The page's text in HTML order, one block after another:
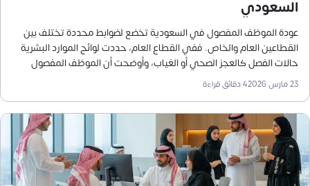
السعودي
عودة الموظف المفصول في السعودية تخضع لضوابط محددة تختلف بين
القطاعين العام والخاص. ففي القطاع العام، حددت لوائح الموارد البشرية
حالات الفصل كالعجز الصحي أو الغياب، وأوضحت أن الموظف المفصول
لأسباب صحية يمكنه العودة لوظيفته أو لوظيفة مناسبة إذا ثبت لياقته
الصحية خلال عامين من الفصل.
23 مارس 2026 4دقائق قراءة